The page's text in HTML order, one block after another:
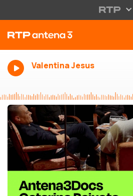
Valentina Jesus